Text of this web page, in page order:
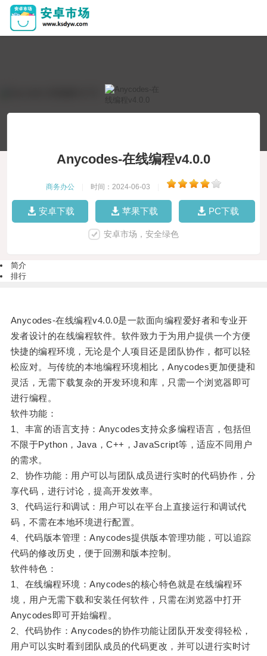
Anycodes-在线编程v4.0.0
商务办公 时间：2024-06-03
安卓下载 苹果下载 PC下载
安卓市场，安全绿色
简介
排行
Anycodes-在线编程v4.0.0是一款面向编程爱好者和专业开
发者设计的在线编程软件。软件致力于为用户提供一个方便
快捷的编程环境，无论是个人项目还是团队协作，都可以轻
松应对。与传统的本地编程环境相比，Anycodes更加便捷和
灵活，无需下载复杂的开发环境和库，只需一个浏览器即可
进行编程。
软件功能：
1、丰富的语言支持：Anycodes支持众多编程语言，包括但
不限于Python，Java，C++，JavaScript等，适应不同用户
的需求。
2、协作功能：用户可以与团队成员进行实时的代码协作，分
享代码，进行讨论，提高开发效率。
3、代码运行和调试：用户可以在平台上直接运行和调试代
码，不需在本地环境进行配置。
4、代码版本管理：Anycodes提供版本管理功能，可以追踪
代码的修改历史，便于回溯和版本控制。
软件特色：
1、在线编程环境：Anycodes的核心特色就是在线编程环
境，用户无需下载和安装任何软件，只需在浏览器中打开
Anycodes即可开始编程。
2、代码协作：Anycodes的协作功能让团队开发变得轻松，
用户可以实时看到团队成员的代码更改，并可以进行实时讨